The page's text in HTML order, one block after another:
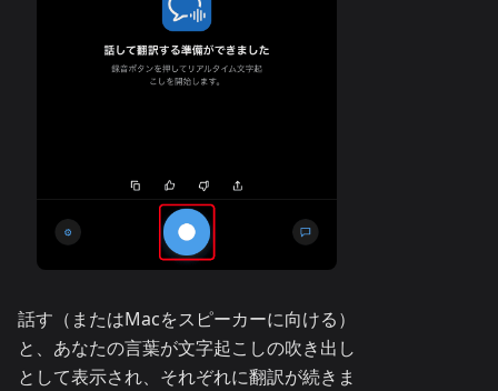
話す（またはMacをスピーカーに向ける）
と、あなたの言葉が文字起こしの吹き出し
として表示され、それぞれに翻訳が続きま